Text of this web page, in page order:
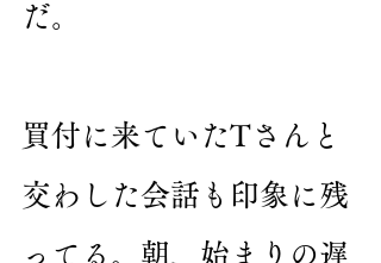
だ。
買付に来ていたTさんと
交わした会話も印象に残
ってる。朝、始まりの遅